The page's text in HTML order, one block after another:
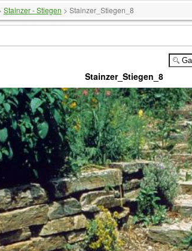
Stainzer - Stiegen > Stainzer_Stiegen_8
Stainzer_Stiegen_8